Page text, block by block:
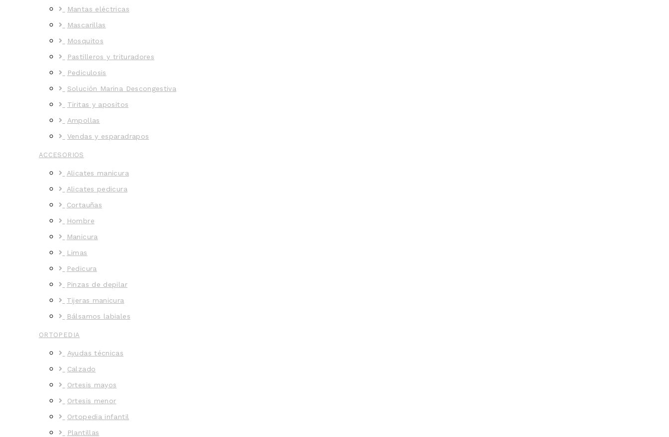
Mantas eléctricas
Mascarillas
Mosquitos
Pastilleros y trituradores
Pediculosis
Solución Marina Descongestiva
Tiritas y apositos
Ampollas
Vendas y esparadrapos
ACCESORIOS
Alicates manicura
Alicates pedicura
Cortauñas
Hombre
Manicura
Limas
Pedicura
Pinzas de depilar
Tijeras manicura
Bálsamos labiales
ORTOPEDIA
Ayudas técnicas
Calzado
Ortesis mayos
Ortesis menor
Ortopedia infantil
Plantillas